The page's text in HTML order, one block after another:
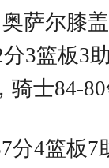
萨尔膝
3篮板3
士84-80
4篮板